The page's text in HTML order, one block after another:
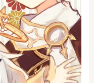
原神プレイ日記